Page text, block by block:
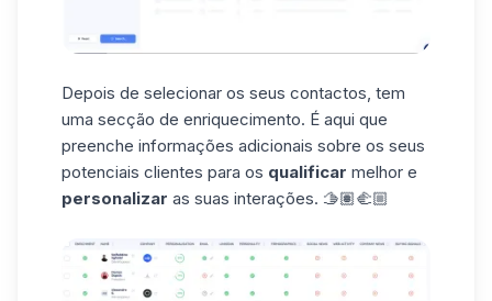
Depois de selecionar os seus contactos, tem
uma secção de enriquecimento. É aqui que
preenche informações adicionais sobre os seus
potenciais clientes para os qualificar melhor e
personalizar as suas interações. 🫱🏽‍🫲🏼